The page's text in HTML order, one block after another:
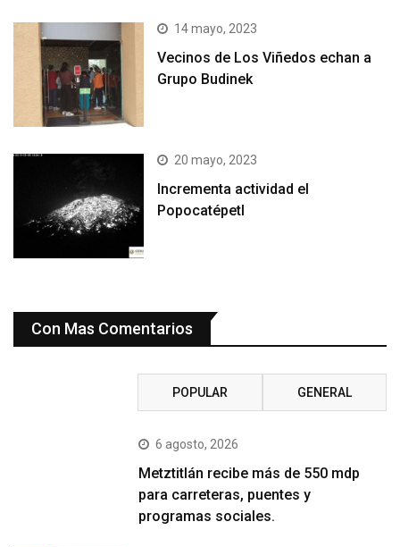
14 mayo, 2023
Vecinos de Los Viñedos echan a
Grupo Budinek
20 mayo, 2023
Incrementa actividad el
Popocatépetl
Con Mas Comentarios
POPULAR GENERAL
6 agosto, 2026
Metztitlán recibe más de 550 mdp
para carreteras, puentes y
programas sociales.